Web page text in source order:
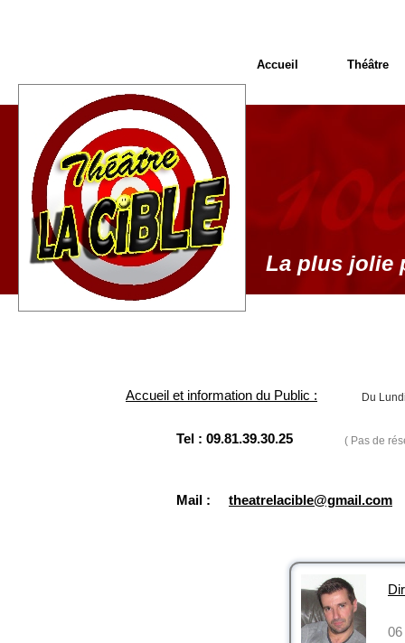
Accueil et information du Public : Du
Tel : 09.81.39.30.25 ( Pas de
Mail : theatrelacible@gmail.com
La plus jolie
06
Accueil Théâtre